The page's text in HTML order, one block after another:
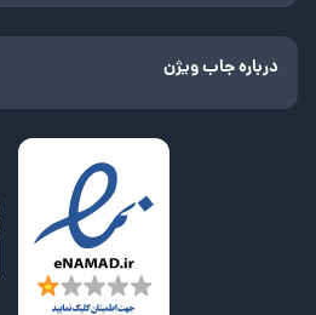
درباره جاب ویژن